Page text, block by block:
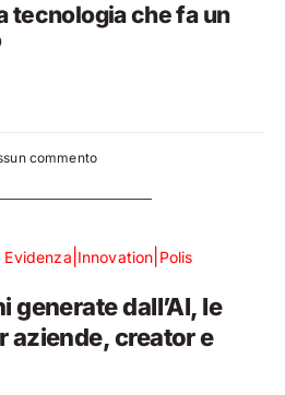
tecnologia che fa un
commento
Evidenza Innovation Polis
generate dall’AI, le
aziende, creator e